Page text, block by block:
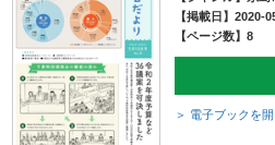
【掲載日】2020-
【ページ数】8
＞ 電子ブックを